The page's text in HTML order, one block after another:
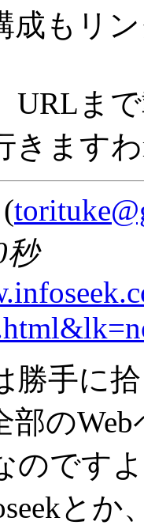
成もリ
URLま
きます
秒
勝手に
部の
のです
とか